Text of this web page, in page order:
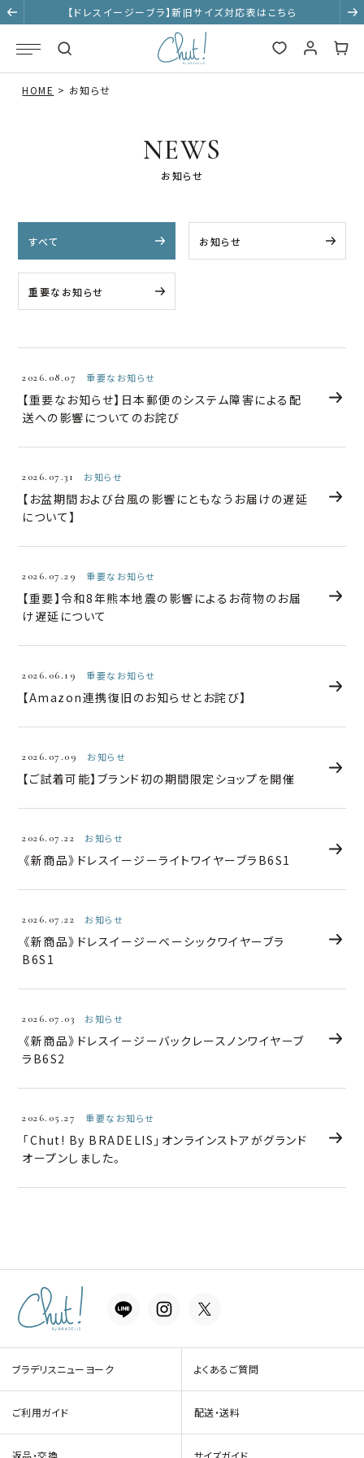
【ドレスイージーブラ】新旧サイズ対応表はこちら
HOME お知らせ
NEWS
お知らせ
すべて お知らせ
重要なお知らせ
2026.08.07 重要なお知らせ
【重要なお知らせ】日本郵便のシステム障害による配
送への影響についてのお詫び
2026.07.31 お知らせ
【お盆期間および台風の影響にともなうお届けの遅延
について】
2026.07.29 重要なお知らせ
【重要】令和8年熊本地震の影響によるお荷物のお届
け遅延について
2026.06.19 重要なお知らせ
【Amazon連携復旧のお知らせとお詫び】
2026.07.09 お知らせ
【ご試着可能】ブランド初の期間限定ショップを開催
2026.07.22 お知らせ
《新商品》ドレスイージーライトワイヤーブラB6S1
2026.07.22 お知らせ
《新商品》ドレスイージーベーシックワイヤーブラ
B6S1
2026.07.03 お知らせ
《新商品》ドレスイージーバックレースノンワイヤーブ
ラB6S2
2026.05.27 重要なお知らせ
「Chut! By BRADELIS」オンラインストアがグランド
オープンしました。
ブラデリスニューヨーク よくあるご質問
ご利用ガイド 配送・送料
返品・交換 サイズガイド